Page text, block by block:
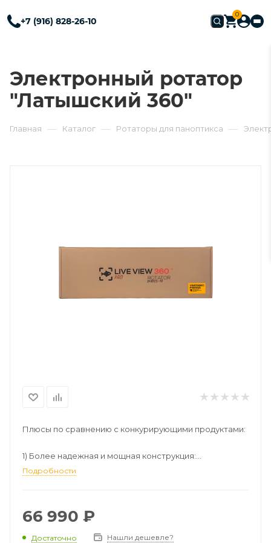
+7 (916) 828-26-10
0
Электронный ротатор
"Латышский 360"
Главная — Каталог — Ротаторы для паноптикса —
Плюсы по сравнению с конкурирующими продуктами:
1) Более надежная и мощная конструкция:
- не прокручивается штанга относительно ручки
- более мощный фрикционный механизм - удерживает
Подробности
66 990 ₽
Достаточно Нашли дешевле?